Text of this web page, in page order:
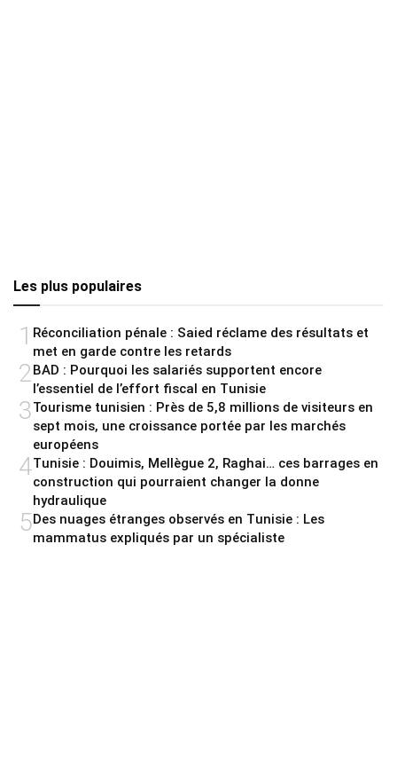
Les plus populaires
1 Réconciliation pénale : Saied réclame des résultats et
met en garde contre les retards
2BAD : Pourquoi les salariés supportent encore
l’essentiel de l’effort fiscal en Tunisie
3Tourisme tunisien : Près de 5,8 millions de visiteurs en
sept mois, une croissance portée par les marchés
européens
4Tunisie : Douimis, Mellègue 2, Raghai… ces barrages en
construction qui pourraient changer la donne
hydraulique
5Des nuages étranges observés en Tunisie : Les
mammatus expliqués par un spécialiste